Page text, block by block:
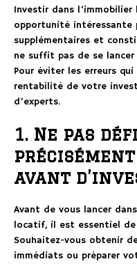
Investir dans
opportunité intéressante
supplémentaires et
ne suffit pas de se
Pour éviter les erreurs
rentabilité de votre
d’experts.
1. Ne pas
avant
Avant de vous lancer
locatif, il est essentiel
Souhaitez-vous obtenir
immédiats ou préparer